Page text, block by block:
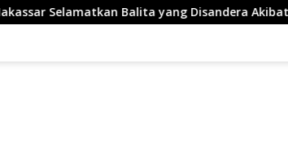
yang Disandera Akibat Utang Arisan Ibunya